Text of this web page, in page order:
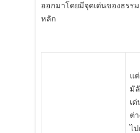
ออกมาโดยมีจุดเด่นของธรร
หลัก
แ
มั
เ
ต่
ไ